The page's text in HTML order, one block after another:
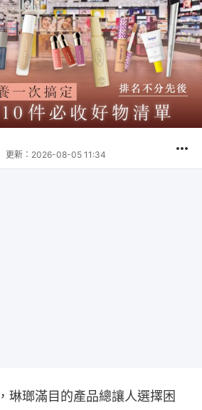
更新： 2026-08-05 11:34
琳瑯滿目的產品總讓人選擇困